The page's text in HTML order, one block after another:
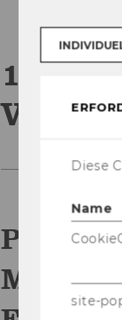
1.
Diese
Name
site-